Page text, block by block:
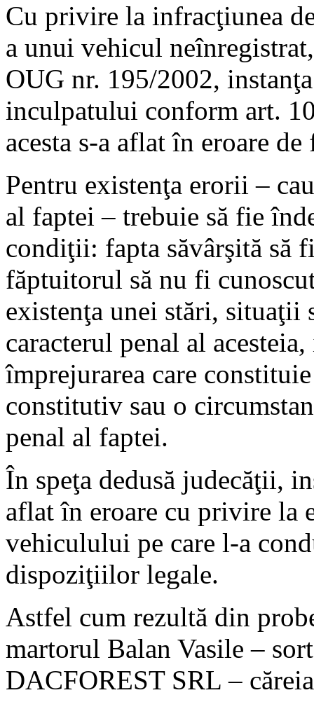
Cu privire la infracţiunea
a unui vehicul
OUG nr. 195/2002,
inculpatului conform art.
acesta s-a aflat în eroare de
Pentru existenţa erorii –
al faptei – trebuie să fie
condiţii: fapta săvârşită să
făptuitorul să nu fi
existenţa unei stări, situaţii
caracterul penal al
împrejurarea care
constitutiv sau o
penal al faptei.
În speţa dedusă judecăţii,
aflat în eroare cu privire la
vehiculului pe care l-a
dispoziţiilor legale.
Astfel cum rezultă din
martorul Balan Vasile –
DACFOREST SRL –